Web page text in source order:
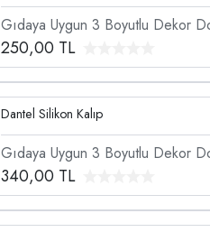
Gıdaya Uygun 3 Boyutlu Dekor
Şekillendirici Silikon Kalıp
250,00 TL
Dantel Silikon Kalıp
Gıdaya Uygun 3 Boyutlu Dekor
Şekillendirici Silikon Kalıp
340,00 TL